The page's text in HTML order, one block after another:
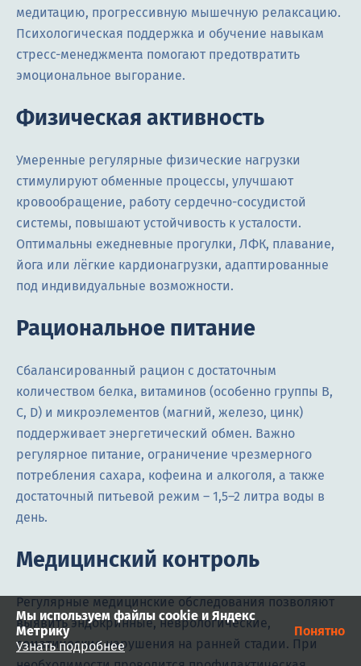
медитацию, прогрессивную мышечную релаксацию.
Психологическая поддержка и обучение навыкам
стресс-менеджмента помогают предотвратить
эмоциональное выгорание.
Физическая активность
Умеренные регулярные физические нагрузки
стимулируют обменные процессы, улучшают
кровообращение, работу сердечно-сосудистой
системы, повышают устойчивость к усталости.
Оптимальны ежедневные прогулки, ЛФК, плавание,
йога или лёгкие кардионагрузки, адаптированные
под индивидуальные возможности.
Рациональное питание
Сбалансированный рацион с достаточным
количеством белка, витаминов (особенно группы B,
C, D) и микроэлементов (магний, железо, цинк)
поддерживает энергетический обмен. Важно
регулярное питание, ограничение чрезмерного
потребления сахара, кофеина и алкоголя, а также
достаточный питьевой режим – 1,5–2 литра воды в
день.
Медицинский контроль
Регулярные медицинские обследования позволяют
выявить эндокринные, неврологические,
соматические нарушения на ранней стадии. При
Мы используем файлы cookie и Яндекс
Метрику
Узнать подробнее
Понятно